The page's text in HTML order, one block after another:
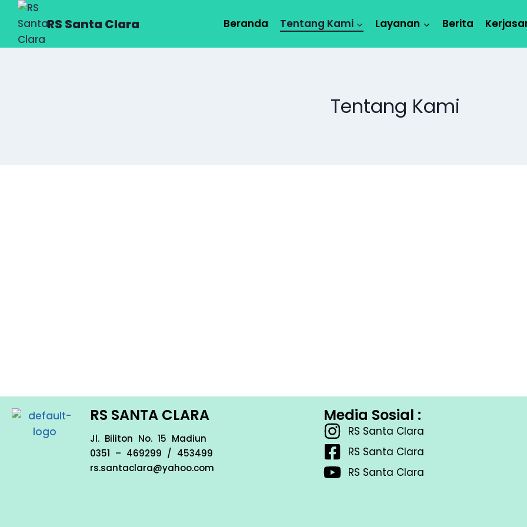
RS Santa Clara Beranda Tentang Kami Layanan Berita
Tentang Kami
RS SANTA CLARA
Jl. Biliton No. 15 Madiun
0351 – 469299 / 453499
rs.santaclara@yahoo.com
Media Sosial :
RS Santa Clara
RS Santa Clara
RS Santa Clara